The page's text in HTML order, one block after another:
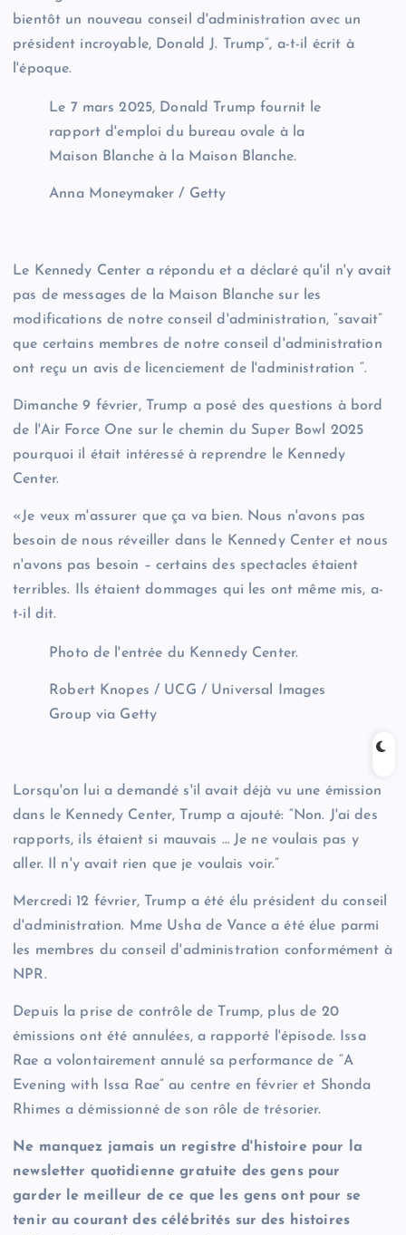
bientôt un nouveau conseil d'administration avec un
président incroyable, Donald J. Trump”, a-t-il écrit à
l'époque.
Le 7 mars 2025, Donald Trump fournit le
rapport d'emploi du bureau ovale à la
Maison Blanche à la Maison Blanche.
Anna Moneymaker / Getty
Le Kennedy Center a répondu et a déclaré qu'il n'y avait
pas de messages de la Maison Blanche sur les
modifications de notre conseil d'administration, “savait”
que certains membres de notre conseil d'administration
ont reçu un avis de licenciement de l'administration “.
Dimanche 9 février, Trump a posé des questions à bord
de l'Air Force One sur le chemin du Super Bowl 2025
pourquoi il était intéressé à reprendre le Kennedy
Center.
«Je veux m'assurer que ça va bien. Nous n'avons pas
besoin de nous réveiller dans le Kennedy Center et nous
n'avons pas besoin – certains des spectacles étaient
terribles. Ils étaient dommages qui les ont même mis, a-
t-il dit.
Photo de l'entrée du Kennedy Center.
Robert Knopes / UCG / Universal Images
Group via Getty
Lorsqu'on lui a demandé s'il avait déjà vu une émission
dans le Kennedy Center, Trump a ajouté: “Non. J'ai des
rapports, ils étaient si mauvais … Je ne voulais pas y
aller. Il n'y avait rien que je voulais voir.”
Mercredi 12 février, Trump a été élu président du conseil
d'administration. Mme Usha de Vance a été élue parmi
les membres du conseil d'administration conformément à
NPR.
Depuis la prise de contrôle de Trump, plus de 20
émissions ont été annulées, a rapporté l'épisode. Issa
Rae a volontairement annulé sa performance de “A
Evening with Issa Rae” au centre en février et Shonda
Rhimes a démissionné de son rôle de trésorier.
Ne manquez jamais un registre d'histoire pour la
newsletter quotidienne gratuite des gens pour
garder le meilleur de ce que les gens ont pour se
tenir au courant des célébrités sur des histoires